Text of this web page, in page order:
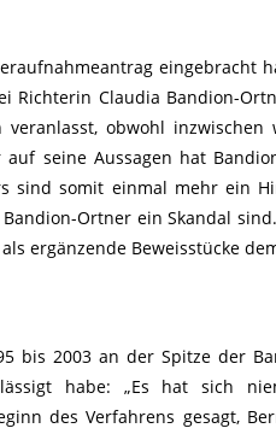
eingebracht
Richterin Claudia Bandion-
obwohl
seine Aussagen hat
sind somit einmal mehr ein
Ortner ein Skandal
ergänzende Beweisstücke
bis 2003 an der Spitze der
habe: „Es hat sich
des Verfahrens gesagt,